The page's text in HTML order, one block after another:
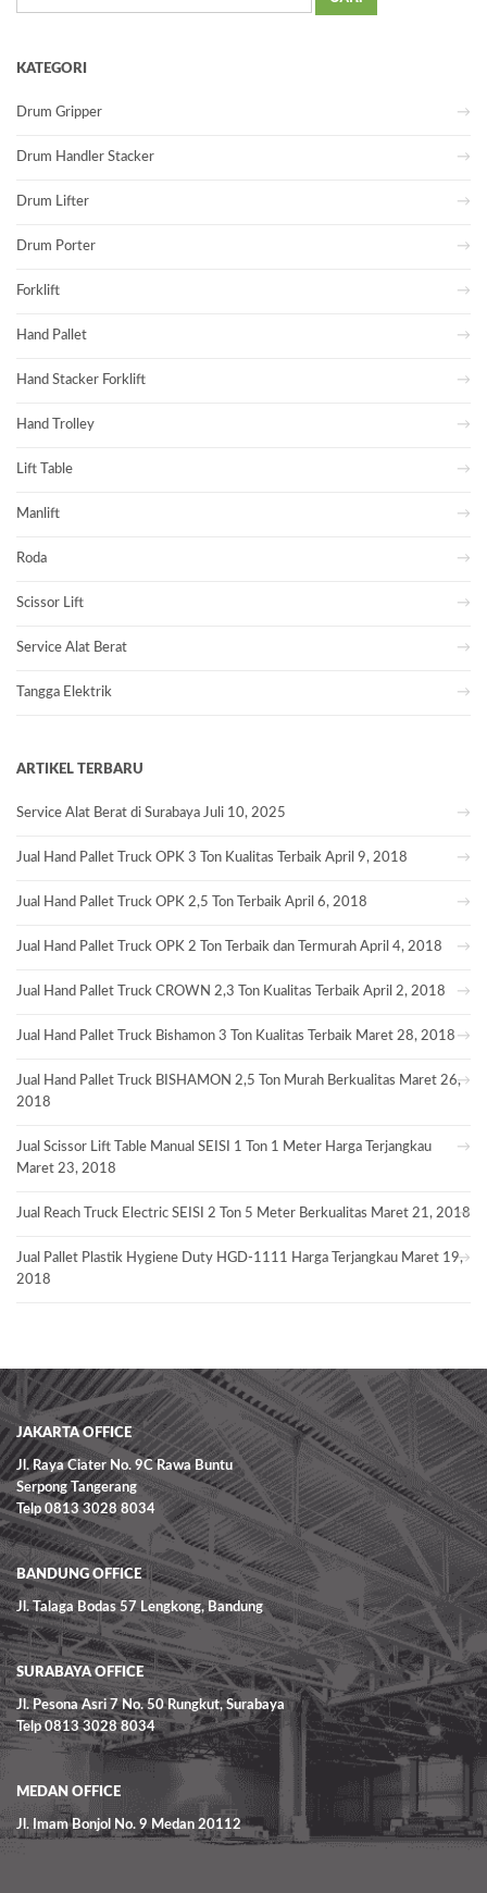
untuk:
KATEGORI
Drum Gripper
Drum Handler Stacker
Drum Lifter
Drum Porter
Forklift
Hand Pallet
Hand Stacker Forklift
Hand Trolley
Lift Table
Manlift
Roda
Scissor Lift
Service Alat Berat
Tangga Elektrik
ARTIKEL TERBARU
Service Alat Berat di Surabaya Juli 10, 2025
Jual Hand Pallet Truck OPK 3 Ton Kualitas Terbaik April 9, 2018
Jual Hand Pallet Truck OPK 2,5 Ton Terbaik April 6, 2018
Jual Hand Pallet Truck OPK 2 Ton Terbaik dan Termurah April 4, 2018
Jual Hand Pallet Truck CROWN 2,3 Ton Kualitas Terbaik April 2, 2018
Jual Hand Pallet Truck Bishamon 3 Ton Kualitas Terbaik Maret 28, 2018
Jual Hand Pallet Truck BISHAMON 2,5 Ton Murah Berkualitas Maret 26,
2018
Jual Scissor Lift Table Manual SEISI 1 Ton 1 Meter Harga Terjangkau
Maret 23, 2018
Jual Reach Truck Electric SEISI 2 Ton 5 Meter Berkualitas Maret 21, 2018
Jual Pallet Plastik Hygiene Duty HGD-1111 Harga Terjangkau Maret 19,
2018
JAKARTA OFFICE
Jl. Raya Ciater No. 9C Rawa Buntu
Serpong Tangerang
Telp 0813 3028 8034
BANDUNG OFFICE
Jl. Talaga Bodas 57 Lengkong, Bandung
SURABAYA OFFICE
Jl. Pesona Asri 7 No. 50 Rungkut, Surabaya
Telp 0813 3028 8034
MEDAN OFFICE
Jl. Imam Bonjol No. 9 Medan 20112